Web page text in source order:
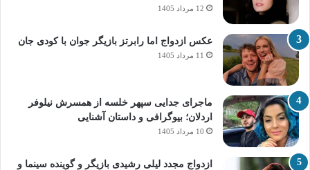
12 مرداد 1405
عکس ازدواج اما رابرتز بازیگر جوان با کودی جان
11 مرداد 1405
ماجرای جدایی سپهر خلسه از همسرش نیلوفر
اردلان؛ بیوگرافی و داستان آشنایی
10 مرداد 1405
ازدواج مجدد لیلی رشیدی بازیگر و گوینده سینما و